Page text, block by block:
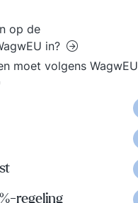
op de
in?
moet volgens WagwEU
regeling